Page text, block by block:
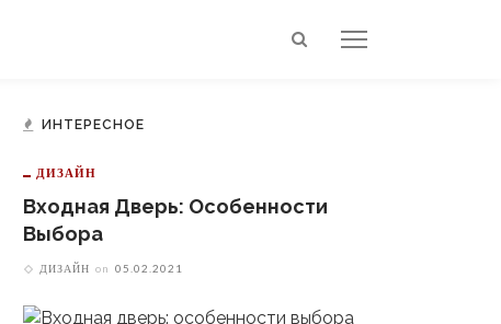
ИНТЕРЕСНОЕ
ДИЗАЙН
Входная Дверь: Особенности
Выбора
ДИЗАЙН on 05.02.2021